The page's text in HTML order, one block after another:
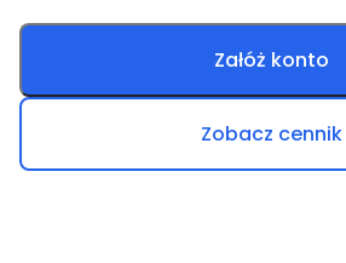
Załóż konto
Zobacz cennik